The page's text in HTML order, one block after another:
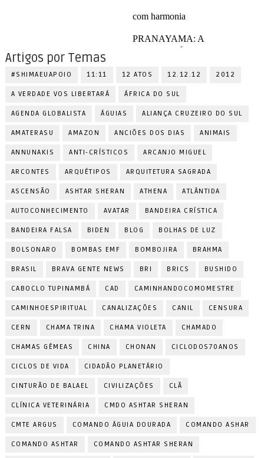
Artigos por Temas
#SHIMAEUAPOIO 11:11 12 ATOS 12.12.12 2012
A VERDADE VOS LIBERTARÁ ÁFRICA DO SUL
AGENDA GLOBALISTA ÁGUIAS ALIANÇA CRUZEIRO DO SUL
AMATERASU AMAZON ANCIÕES DOS DIAS ANIMAIS
ANNUNAKIS ANTI-CRÍSTICOS ARCANJO MIGUEL
ARCONTES ARQUÉTIPOS ARQUITETURA SAGRADA
ASCENSÃO ASHTAR SHERAN ATHENA ATLÂNTIDA
AUTOCONHECIMENTO AVATAR BANDEIRA CRÍSTICA
BANDEIRA FALSA BIDEN BLOG BOLHAS DE LUZ
BOLSONARO BOMBAS EMF BOMBOJIRA BRAHMA
BRASIL BRAVA GENTE NEWS BRI BRICS BUSHIDO
CABOCLO TUPINAMBÁ CAD CAMINHANDOCOMOMESTRE
CAMINHOESPIRITUAL CANALIZAÇÕES CANIL CENSURA
CERN CHAMA TRINA CHAMA VIOLETA CHAMADO
CHAMAS GÊMEAS CHINA CHONAN CICLODOS70ANOS
CICLOS DE VIDA CIDADÃO PLANETÁRIO
CINTURÃO DE BALAEL CIVILIZAÇÕES CLÃ
CLÍNICA VETERINÁRIA CMDO ASHTAR SHERAN
CMTE ARGUS COMANDO ÁGUIA DOURADA COMANDO ASHAR
COMANDO ASHTAR COMANDO ASHTAR SHERAN